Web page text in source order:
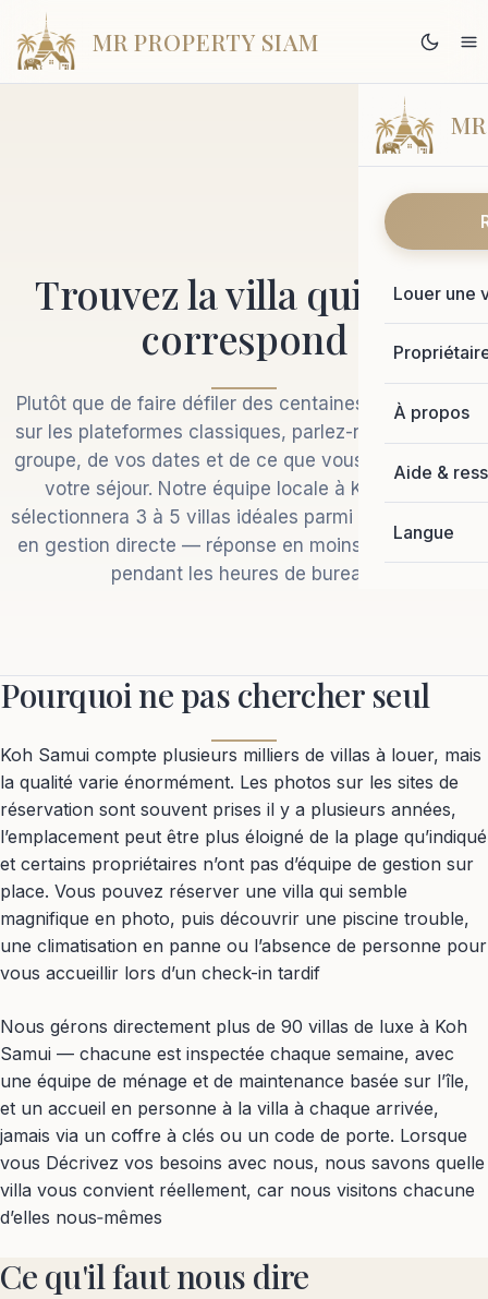
MR PROPERTY SIAM
Louer une
À propos
Aide &
Langue
Trouvez la villa qui vous
correspond
Plutôt que de faire défiler des centaines d'annonces
sur les plateformes classiques, parlez-nous de votre
groupe, de vos dates et de ce que vous attendez de
votre séjour. Notre équipe locale à Koh Samui
sélectionnera 3 à 5 villas idéales parmi le portefeuille
en gestion directe — réponse en moins d'une heure
pendant les heures de bureau.
Pourquoi ne pas chercher seul
Koh Samui compte plusieurs milliers de villas à louer, mais
la qualité varie énormément. Les photos sur les sites de
réservation sont souvent prises il y a plusieurs années,
l’emplacement peut être plus éloigné de la plage qu’indiqué
et certains propriétaires n’ont pas d’équipe de gestion sur
place. Vous pouvez réserver une villa qui semble
magnifique en photo, puis découvrir une piscine trouble,
une climatisation en panne ou l’absence de personne pour
vous accueillir lors d’un check-in tardif
Nous gérons directement plus de 90 villas de luxe à Koh
Samui — chacune est inspectée chaque semaine, avec
une équipe de ménage et de maintenance basée sur l’île,
et un accueil en personne à la villa à chaque arrivée,
jamais via un coffre à clés ou un code de porte. Lorsque
vous Décrivez vos besoins avec nous, nous savons quelle
villa vous convient réellement, car nous visitons chacune
d’elles nous‑mêmes
Ce qu'il faut nous dire